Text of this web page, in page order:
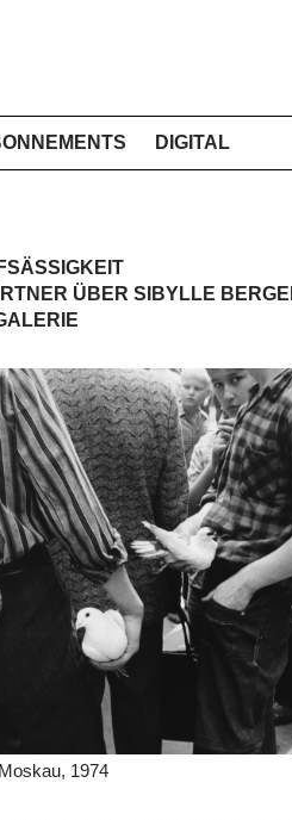
DIGITAL
ÜBER SIBYLLE
1974